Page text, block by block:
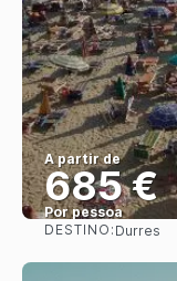
A partir de
685 €
Por pessoa
DESTINO: Durres